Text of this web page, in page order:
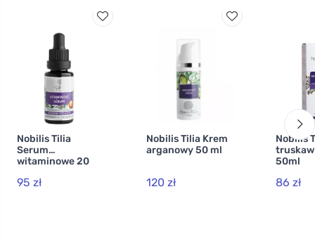
Nobilis Tilia
Serum
witaminowe 20
95 zł
Nobilis Tilia Krem
arganowy 50 ml
120 zł
Nobilis
50ml
86 zł